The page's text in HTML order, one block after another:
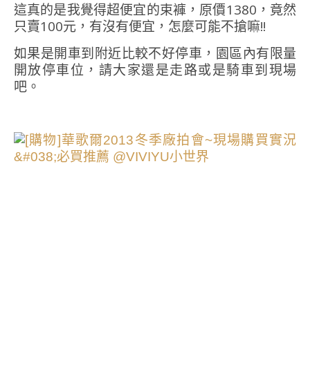
這真的是我覺得超便宜的束褲，原價1380，竟然
只賣100元，有沒有便宜，怎麼可能不搶嘛!!
如果是開車到附近比較不好停車，園區內有限量
開放停車位，請大家還是走路或是騎車到現場
吧。